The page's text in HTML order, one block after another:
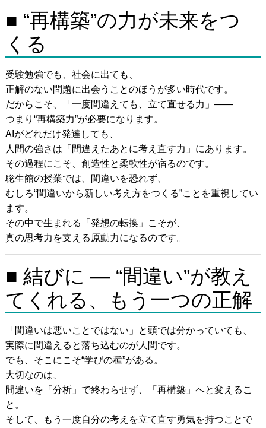
■ “再構築”の力が未来をつ
くる
受験勉強でも、社会に出ても、
正解のない問題に出会うことのほうが多い時代です。
だからこそ、「一度間違えても、立て直せる力」——
つまり“再構築力”が必要になります。
AIがどれだけ発達しても、
人間の強さは「間違えたあとに考え直す力」にあります。
その過程にこそ、創造性と柔軟性が宿るのです。
聡生館の授業では、間違いを恐れず、
むしろ“間違いから新しい考え方をつくる”ことを重視してい
ます。
その中で生まれる「発想の転換」こそが、
真の思考力を支える原動力になるのです。
■ 結びに — “間違い”が教え
てくれる、もう一つの正解
「間違いは悪いことではない」と頭では分かっていても、
実際に間違えると落ち込むのが人間です。
でも、そこにこそ“学びの種”がある。
大切なのは、
間違いを「分析」で終わらせず、「再構築」へと変えるこ
と。
そして、もう一度自分の考えを立て直す勇気を持つことで